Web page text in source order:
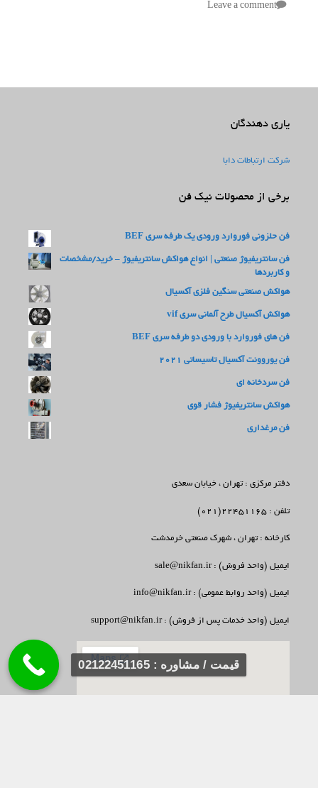
Leave a comment
یاری دهندگان
شرکت ارتباطات دابا
برخی از محصولات نیک فن
فن حلزونی فوروارد ورودی یک طرفه سری BEF
فن سانتریفیوژ صنعتی | انواع هواکش سانتریفیوژ – خرید/مشخصات
و کاربردها
هواکش صنعتی سنگین فلزی آکسیال
هواکش آکسیال طرح آلمانی سری vif
فن های فوروارد با ورودی دو طرفه سری BEF
فن یوروونت آکسیال تاسیساتی 2021
فن سردخانه ای
هواکش سانتریفیوژ فشار قوی
فن مرغداری
دفتر مرکزی : تهران ، خیابان سعدی
تلفن : 22451165(021)
کارخانه : تهران ، شهرک صنعتی خرمدشت
ایمیل (واحد فروش) : sale@nikfan.ir
ایمیل (واحد روابط عمومی) : info@nikfan.ir
ایمیل (واحد خدمات پس از فروش) : support@nikfan.ir
قیمت / مشاوره : 02122451165